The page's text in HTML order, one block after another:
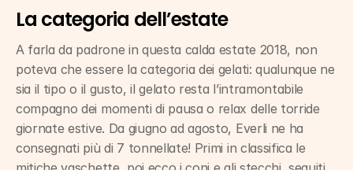
La categoria dell’estate
A farla da padrone in questa calda estate 2018, non
poteva che essere la categoria dei gelati: qualunque ne
sia il tipo o il gusto, il gelato resta l’intramontabile
compagno dei momenti di pausa o relax delle torride
giornate estive. Da giugno ad agosto, Everli ne ha
consegnati più di 7 tonnellate! Primi in classifica le